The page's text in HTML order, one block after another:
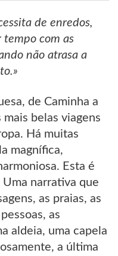
de enredos,
tempo com as
não atrasa a
de Caminha a
belas viagens
Há muitas
magnífica,
Esta é
narrativa que
as praias, as
as
aldeia, uma capela
a última